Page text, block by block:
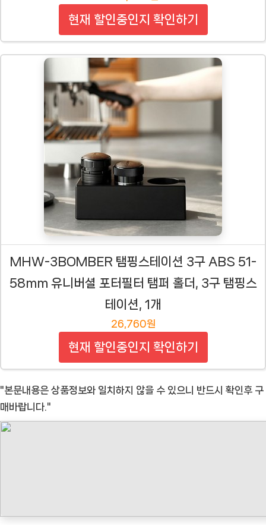
현재 할인중인지 확인하기
MHW-3BOMBER 탬핑스테이션 3구 ABS 51-
58mm 유니버셜 포터필터 탬퍼 홀더, 3구 탬핑스
테이션, 1개
26,760원
현재 할인중인지 확인하기
"본문내용은 상품정보와 일치하지 않을 수 있으니 반드시 확인후 구
매바랍니다."